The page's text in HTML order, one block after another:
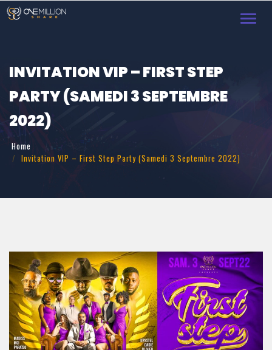
INVITATION VIP – FIRST STEP
PARTY (SAMEDI 3 SEPTEMBRE
2022)
Home
Invitation VIP – First Step Party (Samedi 3 Septembre 2022)